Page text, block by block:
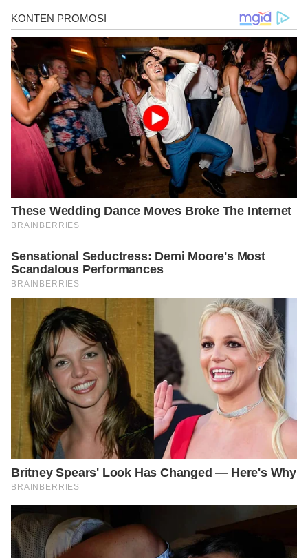
https://www.webmd.com/cold-and-flu/features/does-gargling-
wlth-salt-water-ease-a-sore-throat
https://bmchealthservres.biomedcentral.com/articles/10.1186/1
472-6963-8-258
https://www.ncbi.nlm.nih.gov/pmc/articles/PMC3793484/
https://www.nytimes.com/2010/09/28/health/28real.html?
ref=health
https://www.healthline.com/health/dental-and-oral-
health/home-remedies-for-toothache
https://journals.plos.org/plosone/article?
id=10.1371/journal.pone.0159843
https://www.ncbi.nlm.nih.gov/pmc/articles/PMC4250986/
https://www.jisppd.com/article.asp?issn=0970-
4388;year=2010;volume=28;issue=3;spage=138;epage=144;aulas
t=rupesh
https://www.wellandgood.com/gargling-salt-water/
water_b_11261924.html
https://www.stylecraze.com/articles/benefits-of-salt-water-
actually-work-1058925